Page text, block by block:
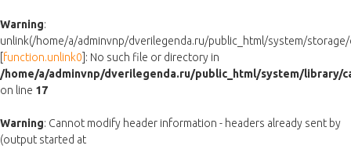
Warning:
unlink(/home/a/adminvnp/dverilegenda.ru/public_html/system/
function.unlink0 ]: No such file or directory in
/home/a/adminvnp/dverilegenda.ru/public_html/system/library/
on line 17
Warning: Cannot modify header information - headers already sent by
(output started at